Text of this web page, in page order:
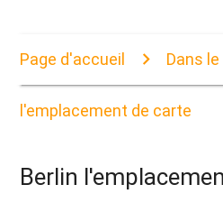
Page d'accueil Dans
l'emplacement de carte
Berlin